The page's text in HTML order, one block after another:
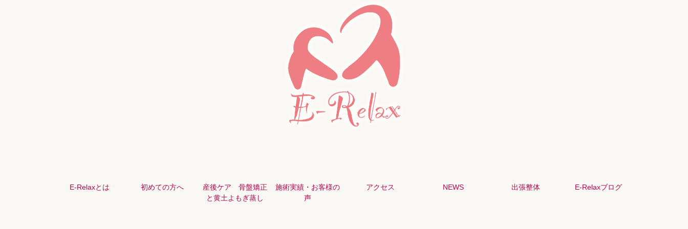
E-Relaxとは 初めての方へ
産後ケア 骨盤矯正
と黄土よもぎ蒸し
施術実績・お客様の
声
アクセス NEWS 出張整体 E-Relaxブログ